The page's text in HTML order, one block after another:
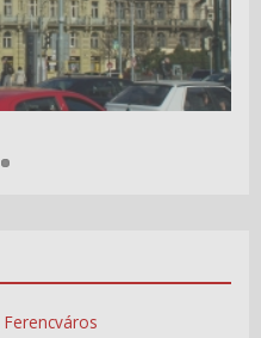
Ferencváros